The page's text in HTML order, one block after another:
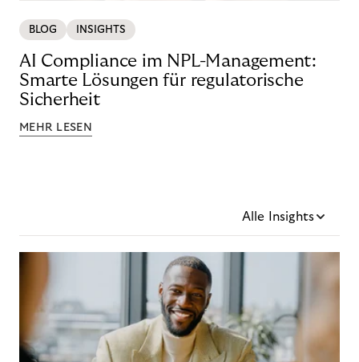
BLOG INSIGHTS
AI Compliance im NPL-Management:
Smarte Lösungen für regulatorische
Sicherheit
MEHR LESEN
Alle Insights